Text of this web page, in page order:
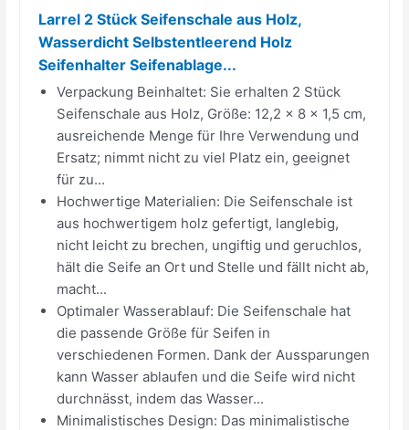
Larrel 2 Stück Seifenschale aus Holz,
Wasserdicht Selbstentleerend Holz
Seifenhalter Seifenablage...
Verpackung Beinhaltet: Sie erhalten 2 Stück
Seifenschale aus Holz, Größe: 12,2 x 8 x 1,5 cm,
ausreichende Menge für Ihre Verwendung und
Ersatz; nimmt nicht zu viel Platz ein, geeignet
für zu...
Hochwertige Materialien: Die Seifenschale ist
aus hochwertigem holz gefertigt, langlebig,
nicht leicht zu brechen, ungiftig und geruchlos,
hält die Seife an Ort und Stelle und fällt nicht ab,
macht...
Optimaler Wasserablauf: Die Seifenschale hat
die passende Größe für Seifen in
verschiedenen Formen. Dank der Aussparungen
kann Wasser ablaufen und die Seife wird nicht
durchnässt, indem das Wasser...
Minimalistisches Design: Das minimalistische